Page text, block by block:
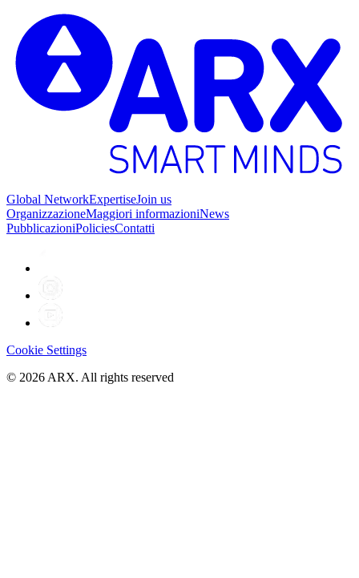
Global NetworkExpertiseJoin us
OrganizzazioneMaggiori informazioniNews
PubblicazioniPoliciesContatti
Cookie Settings
© 2026 ARX. All rights reserved